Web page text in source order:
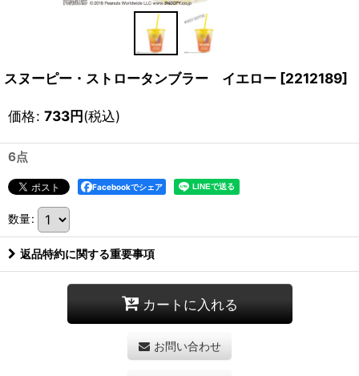
スヌーピー・ストロータンブラー イエロー [2212189]
価格: 733円(税込)
6点
Facebookでシェア
数量:
返品特約に関する重要事項
カートに入れる
お問い合わせ